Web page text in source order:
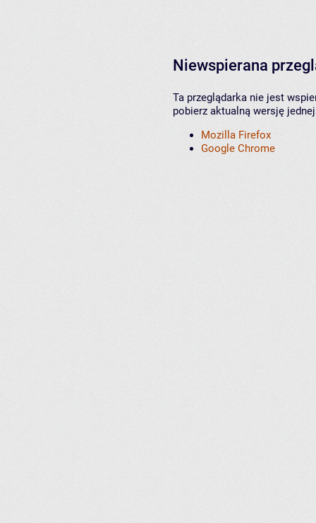
Niewspierana
Ta przeglądarka nie jest
pobierz aktualną wersję
Mozilla Firefox
Google Chrome